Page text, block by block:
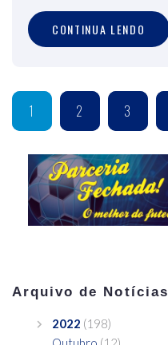
CONTINUA LENDO
1 2 3
Arquivo de Notícias
2022 (198)